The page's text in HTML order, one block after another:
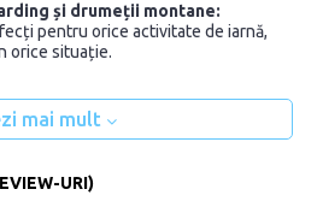
și drumeții montane:
pentru orice activitate de iarnă,
orice situație.
mai mult
URI)